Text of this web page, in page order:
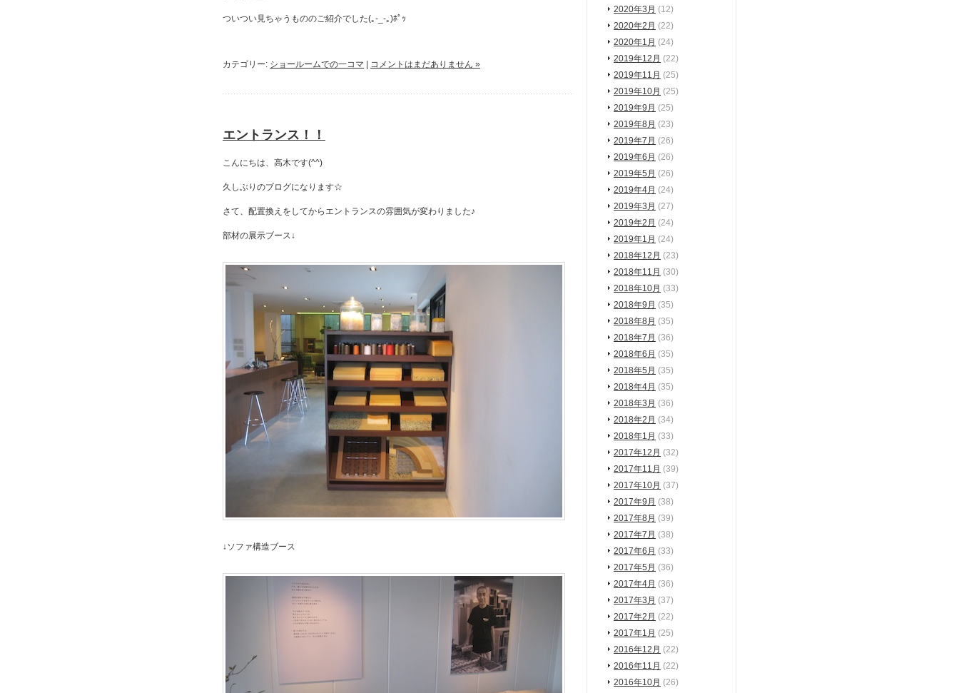
ついつい見ちゃうもののご紹介でした(｡-_-｡)ﾎﾟｯ
カテゴリー: ショールームでの一コマ コメントはまだありません »
エントランス！！
こんにちは、高木です(^^)
久しぶりのブログになります☆
さて、配置換えをしてからエントランスの雰囲気が変わりました♪
部材の展示ブース↓
↓ソファ構造ブース
2020年3月 (12)
2020年2月 (22)
2020年1月 (24)
2019年12月 (22)
2019年11月 (25)
2019年10月 (25)
2019年9月 (25)
2019年8月 (23)
2019年7月 (26)
2019年6月 (26)
2019年5月 (26)
2019年4月 (24)
2019年3月 (27)
2019年2月 (24)
2019年1月 (24)
2018年12月 (23)
2018年11月 (30)
2018年10月 (33)
2018年9月 (35)
2018年8月 (35)
2018年7月 (36)
2018年6月 (35)
2018年5月 (35)
2018年4月 (35)
2018年3月 (36)
2018年2月 (34)
2018年1月 (33)
2017年12月 (32)
2017年11月 (39)
2017年10月 (37)
2017年9月 (38)
2017年8月 (39)
2017年7月 (38)
2017年6月 (33)
2017年5月 (36)
2017年4月 (36)
2017年3月 (37)
2017年2月 (22)
2017年1月 (25)
2016年12月 (22)
2016年11月 (22)
2016年10月 (26)